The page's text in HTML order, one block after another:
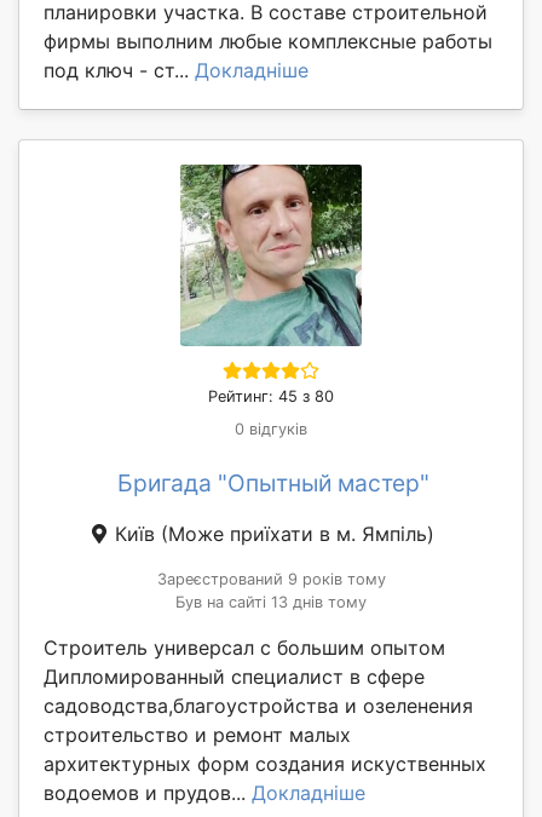
планировки участка. В составе строительной
фирмы выполним любые комплексные работы
под ключ - ст... Докладніше
Рейтинг: 45 з 80
0 відгуків
Бригада "Опытный мастер"
Київ (Може приїхати в м. Ямпіль)
Зареєстрований 9 років тому
Був на сайті 13 днів тому
Строитель универсал с большим опытом
Дипломированный специалист в сфере
садоводства,благоустройства и озеленения
строительство и ремонт малых
архитектурных форм создания искуственных
водоемов и прудов... Докладніше